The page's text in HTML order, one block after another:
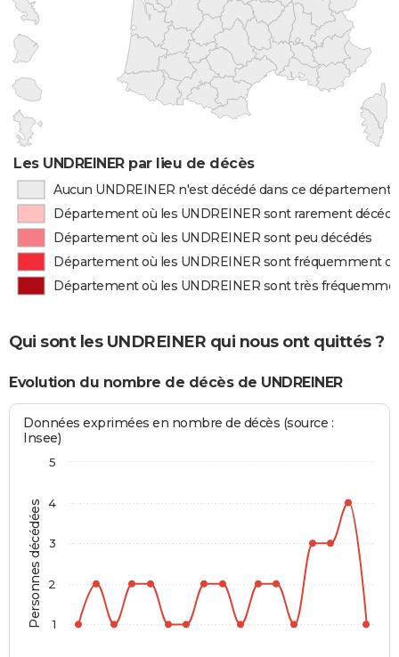
Les UNDREINER par lieu de décès
Aucun UNDREINER n'est décédé dans ce département
Département où les UNDREINER sont rarement
Département où les UNDREINER sont peu décédés
Département où les UNDREINER sont fréquemment
Département où les UNDREINER sont très
Qui sont les UNDREINER qui nous ont quittés ?
Evolution du nombre de décès de UNDREINER
Personnes décédées
Données exprimées en nombre de décès (source :
Insee)
1
2
3
4
5